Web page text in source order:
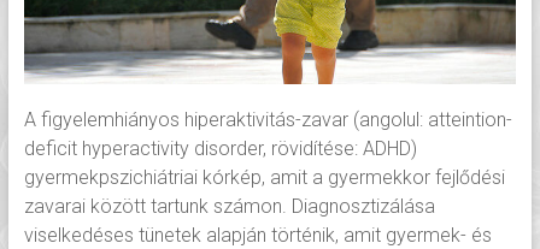
A figyelemhiányos hiperaktivitás-zavar (angolul: atteintion-
deficit hyperactivity disorder, rövidítése: ADHD)
gyermekpszichiátriai kórkép, amit a gyermekkor fejlődési
zavarai között tartunk számon. Diagnosztizálása
viselkedéses tünetek alapján történik, amit gyermek- és